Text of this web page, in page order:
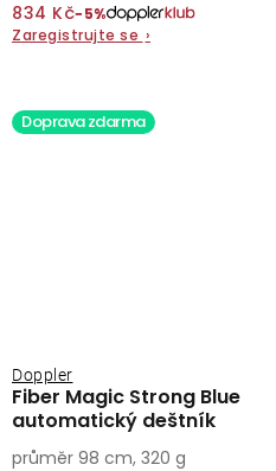
834 Kč−5%
Zaregistrujte se ›
Doprava zdarma
Fiber Magic Strong Blue
automatický deštník
Doppler
průměr 98 cm, 320 g